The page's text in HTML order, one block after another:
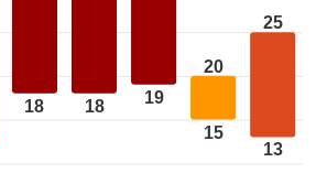
18 18 19
20
15
25
13